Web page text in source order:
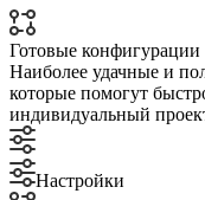
Готовые конфигурации
Наиболее удачные и
которые помогут
индивидуальный
Настройки